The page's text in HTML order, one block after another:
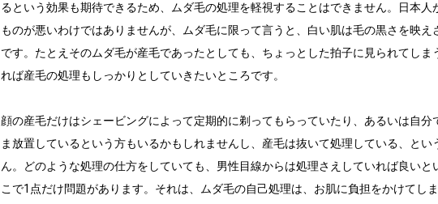
るという効果も期待できるため、ムダ毛の処理を軽視することはできません。日本人
ものが悪いわけではありませんが、ムダ毛に限って言うと、白い肌は毛の黒さを映え
です。たとえそのムダ毛が産毛であったとしても、ちょっとした拍子に見られてしま
れば産毛の処理もしっかりとしていきたいところです。
顔の産毛だけはシェービングによって定期的に剃ってもらっていたり、あるいは自分
ま放置しているという方もいるかもしれませんし、産毛は抜いて処理している、とい
ん。どのような処理の仕方をしていても、男性目線からは処理さえしていれば良いと
こで1点だけ問題があります。それは、ムダ毛の自己処理は、お肌に負担をかけてし